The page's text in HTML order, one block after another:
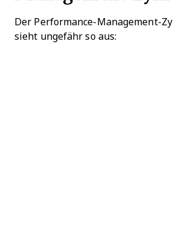
Der Performance-Management-
sieht ungefähr so aus: